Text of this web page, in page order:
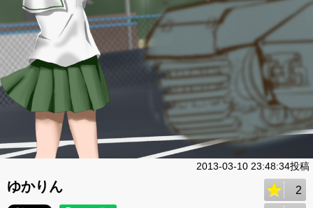
2013-03-10 23:48:34投稿
ゆかりん 2